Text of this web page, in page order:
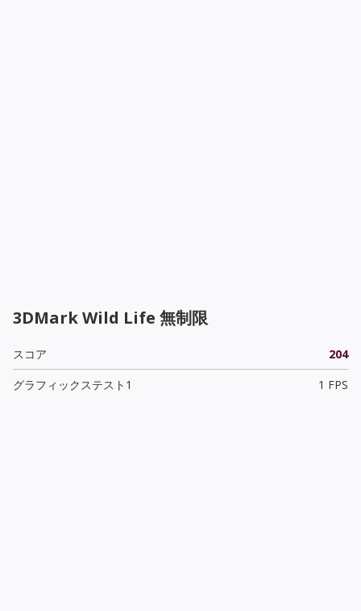
3DMark Wild Life 無制限
スコア
204
グラフィックステスト1
1 FPS